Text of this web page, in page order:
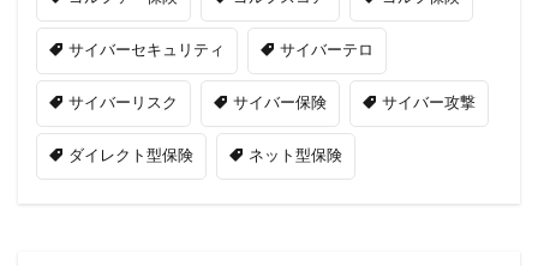
サイバーセキュリティ サイバーテロ
サイバーリスク サイバー保険 サイバー攻撃
ダイレクト型保険 ネット型保険